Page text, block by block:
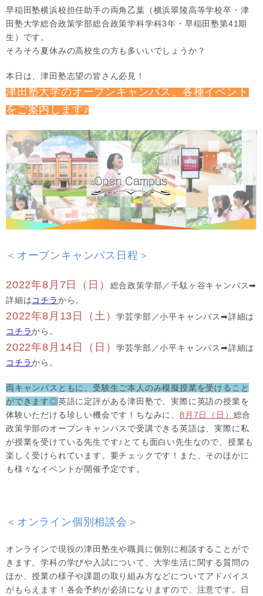
早稲田塾横浜校担任助手の両角乙葉（横浜翠陵高等学校卒・津
田塾大学総合政策学部総合政策学科学科3年・早稲田塾第41期
生）です。
そろそろ夏休みの高校生の方も多いいでしょうか？
本日は、津田塾志望の皆さん必見！
津田塾大学のオープンキャンパス、各種イベント
をご案内します♪
＜オープンキャンパス日程＞
2022年8月7日（日）
総合政策学部／千駄ヶ谷キャンパス➡
詳細はコチラから。
2022年8月13日（土）学芸学部／小平キャンパス➡詳細は
コチラから。
2022年8月14日（日）学芸学部／小平キャンパス➡詳細は
コチラから。
両キャンパスともに、受験生ご本人のみ模擬授業を受けること
ができます◎英語に定評がある津田塾で、実際に英語の授業を
体験いただける珍しい機会です！ちなみに、 8月7日（日） 総合
政策学部のオープンキャンパスで受講できる英語は、実際に私
が授業を受けている先生です♪とても面白い先生なので、授業も
楽しく受けられています。要チェックです！また、そのほかに
も様々なイベントが開催予定です。
＜オンライン個別相談会＞
オンラインで現役の津田塾生や職員に個別に相談することがで
きます。学科の学びや入試について、大学生活に関する質問の
ほか、授業の様子や課題の取り組み方などについてアドバイス
がもらえます！各会予約が必須になりますので、注意です。日